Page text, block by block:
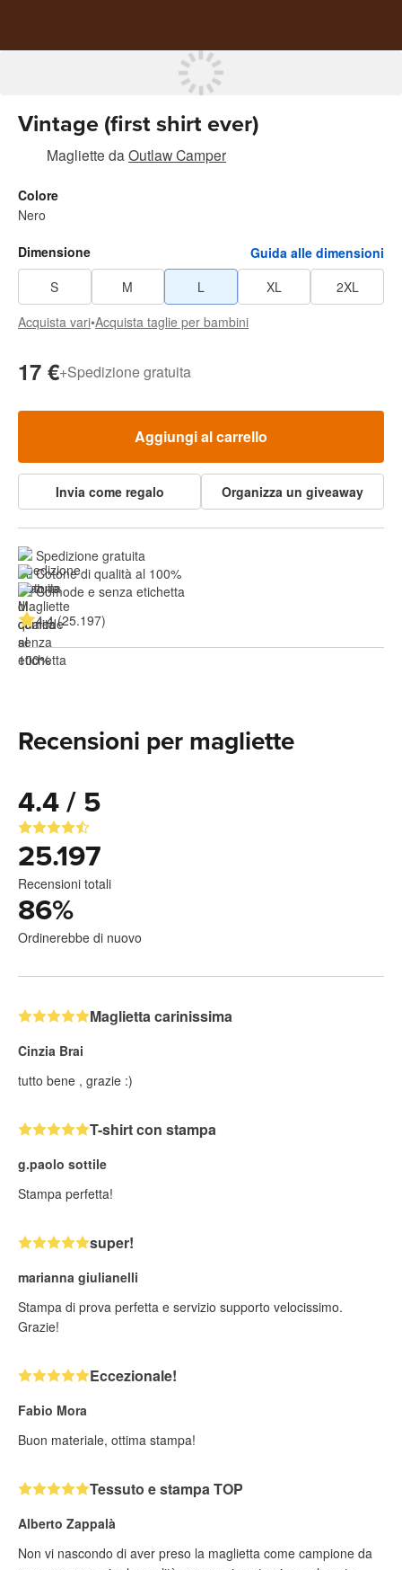
Vintage (first shirt ever)
Magliette da Outlaw Camper
Colore
Nero
Dimensione
Guida alle dimensioni
S
M L XL
2XL
Acquista vari•Acquista taglie per bambini
17 €+Spedizione gratuita
Aggiungi al carrello
Invia come regalo Organizza un giveaway
Spedizione gratuita
Cotone di qualità al 100%
Comode e senza etichetta
4.4 (25.197)
Recensioni per magliette
4.4 / 5
25.197
Recensioni totali
86%
Ordinerebbe di nuovo
Maglietta carinissima
Cinzia Brai
tutto bene , grazie :)
T-shirt con stampa
g.paolo sottile
Stampa perfetta!
super!
marianna giulianelli
Stampa di prova perfetta e servizio supporto velocissimo.
Grazie!
Eccezionale!
Fabio Mora
Buon materiale, ottima stampa!
Tessuto e stampa TOP
Alberto Zappalà
Non vi nascondo di aver preso la maglietta come campione da